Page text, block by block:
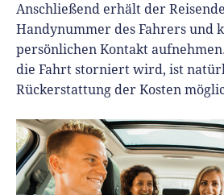
Anschließend erhält der
Handynummer des Fahrers und
persönlichen Kontakt
die Fahrt storniert wird, ist
Rückerstattung der Kosten